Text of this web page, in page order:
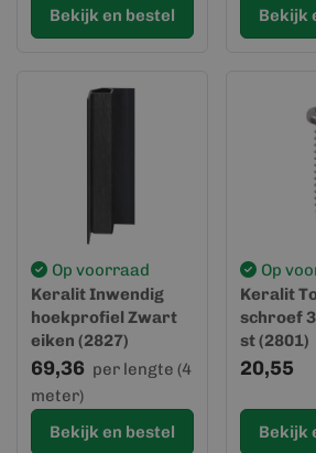
Bekijk en bestel
Bekijk
Op voorraad
Keralit Inwendig
hoekprofiel Zwart
eiken (2827)
69,36 per lengte (4
meter)
Bekijk en bestel
Op
Keralit
schroef
st (2801)
20,55
Bekijk